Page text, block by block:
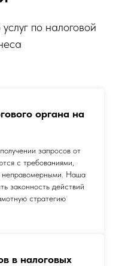
по налоговой
органа на
запросов от
с требованиями,
неправомерными. Наша
законность действий
стратегию
в налоговых